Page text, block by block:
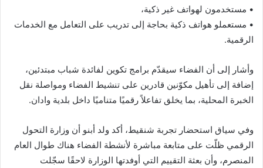
• مستخدمون لهواتف غير ذكية،
• مستعملو هواتف ذكية بحاجة إلى تدريب على التعامل مع الخدمات
الرقمية.
وأشار إلى أن الفضاء سيقدّم برامج تكوين لفائدة شباب مبتدئين،
إضافة إلى تأهيل مكوّنين قادرين على تنشيط الفضاء ومواصلة نقل
الخبرة المحلية، بما يخلق تفاعلاً رقميًا متناميًا داخل بلدية وادان.
وفي سياق استحضار تجربة شنقيط، أكد ولد أبنو أن وزارة التحول
الرقمي ظلّت على متابعة مباشرة لأنشطة الفضاء هناك طوال العام
المنصرم، وأن بعثة التقييم التي أوفدتها الوزارة لاحقًا سجّلت